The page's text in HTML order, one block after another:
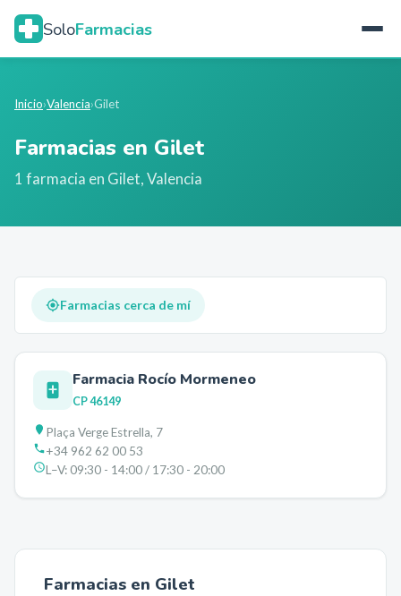
SoloFarmacias
Inicio›Valencia›Gilet
Farmacias en Gilet
1 farmacia en Gilet,Valencia
Farmacias cerca de mí
Farmacia Rocío Mormeneo
CP46149
Plaça Verge Estrella, 7
+34 962 62 00 53
L–V:09:30 - 14:00 / 17:30 - 20:00
Farmacias en Gilet